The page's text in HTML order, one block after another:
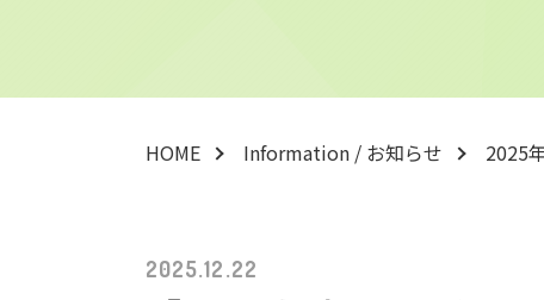
HOME Information / お知らせ 2025
2025.12.22